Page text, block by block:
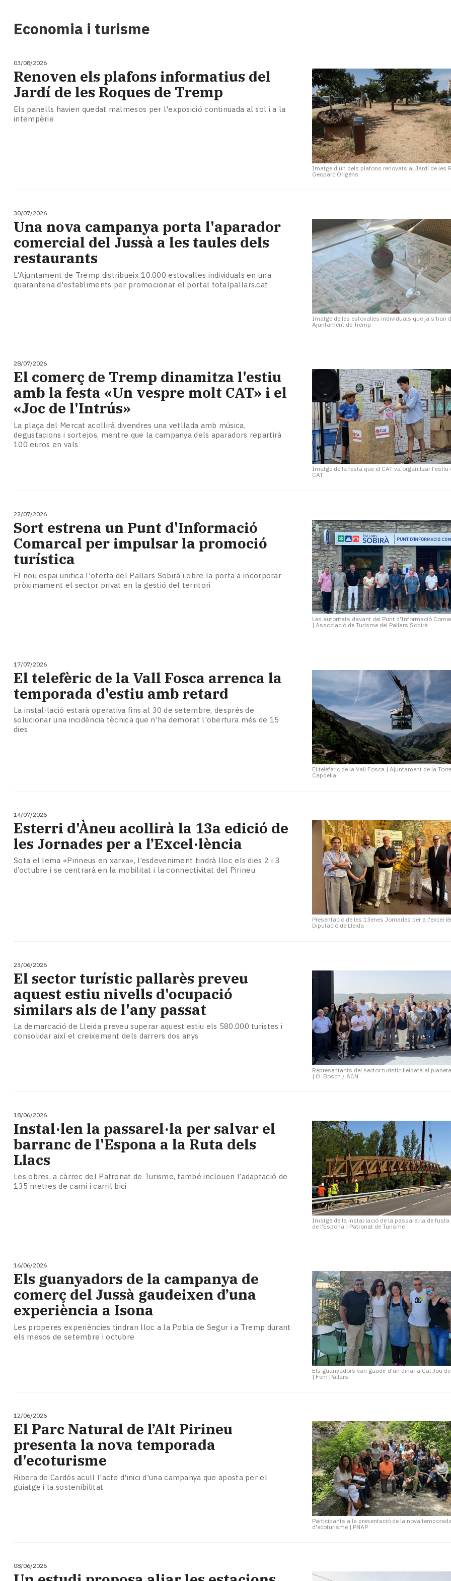
Cultura
tant!
TV
i
mitjans
El
temps
teva!
Subscriptors
La
newsletter
del
Pallars
Contingut
Economia i turisme
03/08/2026
Imatge d'un dels plafons renovats al Jardí de les
Geoparc Orígens
Renoven els plafons informatius del
Jardí de les Roques de Tremp
Els panells havien quedat malmesos per l'exposició continuada al sol i a la
intempèrie
30/07/2026
Imatge de les estovalles individuals que ja s'han
Ajuntament de Tremp
Una nova campanya porta l'aparador
comercial del Jussà a les taules dels
restaurants
L'Ajuntament de Tremp distribueix 10.000 estovalles individuals en una
quarantena d'establiments per promocionar el portal totalpallars.cat
28/07/2026
Imatge de la festa que el CAT va organitzar l'estiu
CAT
El comerç de Tremp dinamitza l'estiu
amb la festa «Un vespre molt CAT» i el
«Joc de l'Intrús»
La plaça del Mercat acollirà divendres una vetllada amb música,
degustacions i sortejos, mentre que la campanya dels aparadors repartirà
100 euros en vals
22/07/2026
Les autoritats davant del Punt d'Informació
|Associació de Turisme del Pallars Sobirà
Sort estrena un Punt d'Informació
Comarcal per impulsar la promoció
turística
El nou espai unifica l'oferta del Pallars Sobirà i obre la porta a incorporar
pròximament el sector privat en la gestió del territori
17/07/2026
El telefèric de la Vall Fosca |Ajuntament de la
Capdella
El telefèric de la Vall Fosca arrenca la
temporada d'estiu amb retard
La instal·lació estarà operativa fins al 30 de setembre, després de
solucionar una incidència tècnica que n'ha demorat l'obertura més de 15
dies
14/07/2026
Presentació de les 13enes Jornades per a
Diputació de Lleida
Esterri d'Àneu acollirà la 13a edició de
les Jornades per a l’Excel·lència
Sota el lema «Pirineus en xarxa», l’esdeveniment tindrà lloc els dies 2 i 3
d’octubre i se centrarà en la mobilitat i la connectivitat del Pirineu
23/06/2026
Representants del sector turístic lleidatà al
| O. Bosch / ACN
El sector turístic pallarès preveu
aquest estiu nivells d'ocupació
similars als de l'any passat
La demarcació de Lleida preveu superar aquest estiu els 580.000 turistes i
consolidar així el creixement dels darrers dos anys
18/06/2026
Imatge de la instal·lació de la passarel·la de
de l'Espona | Patronat de Turisme
Instal·len la passarel·la per salvar el
barranc de l'Espona a la Ruta dels
Llacs
Les obres, a càrrec del Patronat de Turisme, també inclouen l’adaptació de
135 metres de camí i carril bici
16/06/2026
Els guanyadors van gaudir d'un dinar a Cal Jou
| Fem Pallars
Els guanyadors de la campanya de
comerç del Jussà gaudeixen d’una
experiència a Isona
Les properes experiències tindran lloc a la Pobla de Segur i a Tremp durant
els mesos de setembre i octubre
12/06/2026
Participants a la presentació de la nova
d'ecoturisme | PNAP
El Parc Natural de l’Alt Pirineu
presenta la nova temporada
d'ecoturisme
Ribera de Cardós acull l'acte d'inici d'una campanya que aposta per el
guiatge i la sostenibilitat
08/06/2026